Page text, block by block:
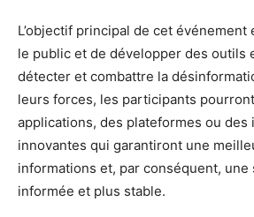
L’objectif principal de cet
le public et de développer des outils
détecter et combattre la
leurs forces, les participants
applications, des plateformes ou des
innovantes qui garantiront une
informations et, par conséquent, une
informée et plus stable.